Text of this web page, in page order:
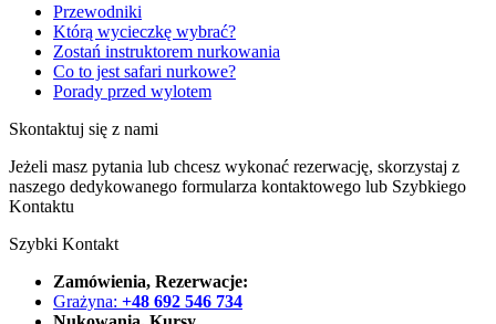
Przewodniki
Którą wycieczkę wybrać?
Zostań instruktorem nurkowania
Co to jest safari nurkowe?
Porady przed wylotem
Skontaktuj się z nami
Jeżeli masz pytania lub chcesz wykonać rezerwację, skorzystaj z
naszego dedykowanego formularza kontaktowego lub Szybkiego
Kontaktu
Szybki Kontakt
Zamówienia, Rezerwacje:
Grażyna: +48 692 546 734